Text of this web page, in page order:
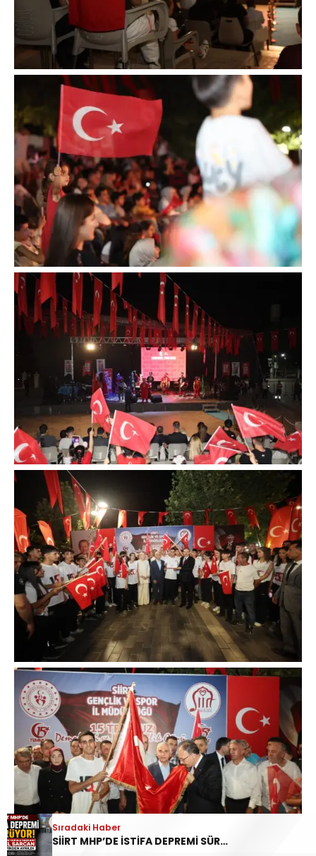
Sıradaki Haber
SİİRT MHP’DE İSTİFA DEPREMİ SÜRÜYOR: İL DİSİPLİN KURULU BAŞKANI HALİL SARCAN GÖREVİNDEN AYRILDI